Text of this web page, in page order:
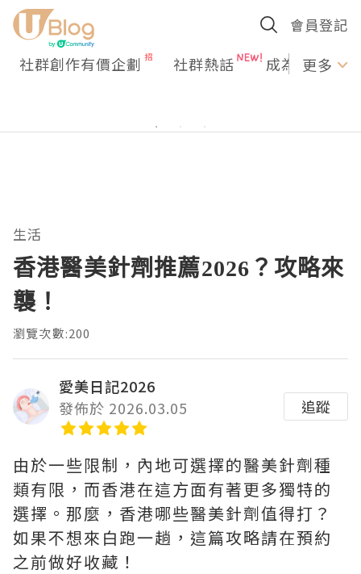
會員登記
社群創作有價企劃 社群熱話 成為U更多
生活
香港醫美針劑推薦2026？攻略來
襲！
瀏覽次數:200
愛美日記2026
發佈於 2026.03.05
追蹤
由於一些限制，內地可選擇的醫美針劑種
類有限，而香港在這方面有著更多獨特的
選擇。那麼，香港哪些醫美針劑值得打？
如果不想來白跑一趟，這篇攻略請在預約
之前做好收藏！